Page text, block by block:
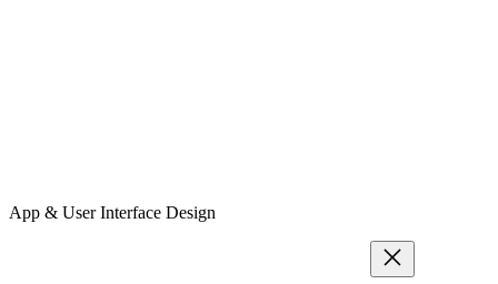
App & User Interface Design